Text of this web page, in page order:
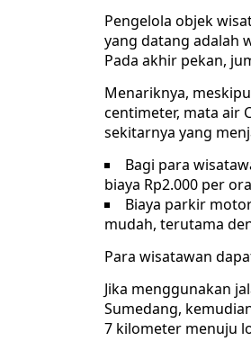
Pengelola objek
yang datang adalah
Pada akhir pekan,
Menariknya,
centimeter, mata air
sekitarnya yang
Bagi para
biaya Rp2.000 per
Biaya parkir
mudah, terutama
Para wisatawan
Jika menggunakan
Sumedang,
7 kilometer menuju